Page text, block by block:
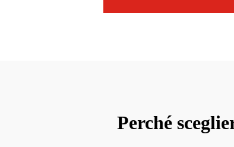
Perché